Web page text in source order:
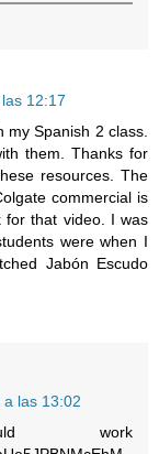
12:17
Spanish 2 class.
them. Thanks for
resources. The
commercial is
for that video. I was
were when I
Jabón Escudo
las 13:02
work